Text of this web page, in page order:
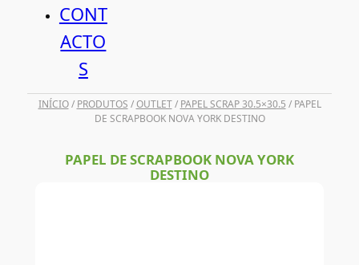
CONT
ACTO
S
INÍCIO/ PRODUTOS /OUTLET/ PAPEL SCRAP 30.5×30.5 / PAPEL
DE SCRAPBOOK NOVA YORK DESTINO
PAPEL DE SCRAPBOOK NOVA YORK
DESTINO